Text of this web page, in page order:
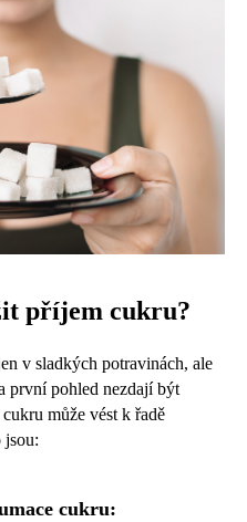
příjem cukru?
v sladkých potravinách, ale
první pohled nezdají být
může vést k řadě
jsou:
cukru: